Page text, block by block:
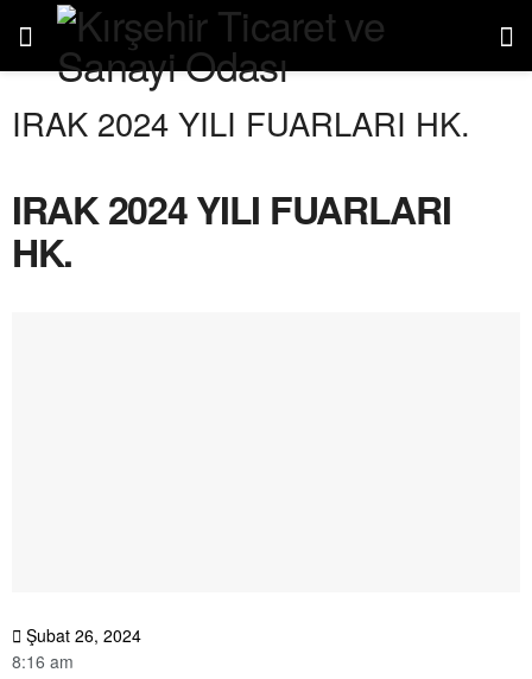
IRAK 2024 YILI FUARLARI HK.
IRAK 2024 YILI FUARLARI
HK.
Şubat 26, 2024
8:16 am